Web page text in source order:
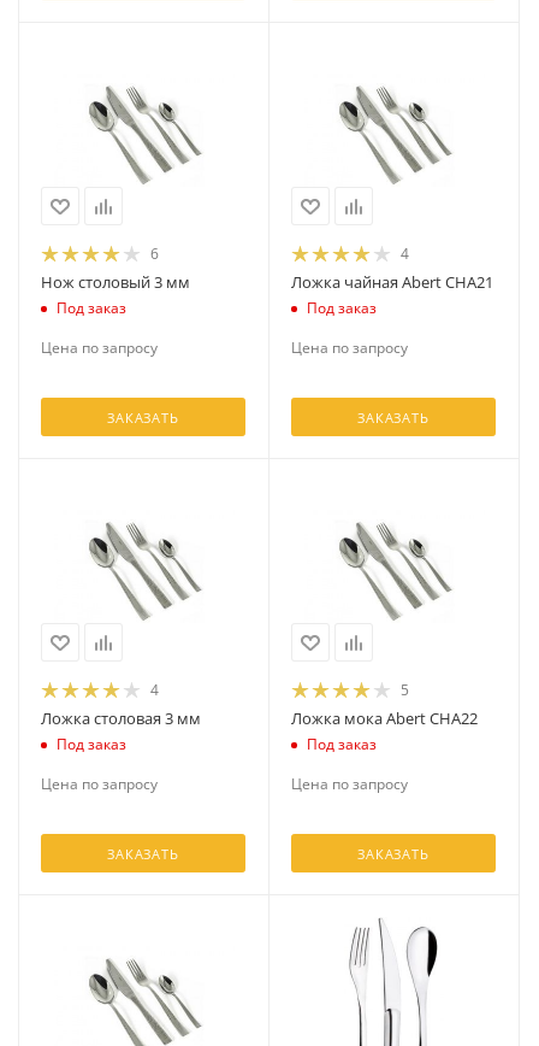
6
Нож столовый 3 мм
Под заказ
Цена по запросу
ЗАКАЗАТЬ
4
Ложка чайная Abert CHA21
Под заказ
Цена по запросу
ЗАКАЗАТЬ
4
Ложка столовая 3 мм
Под заказ
Цена по запросу
ЗАКАЗАТЬ
5
Ложка мока Abert CHA22
Под заказ
Цена по запросу
ЗАКАЗАТЬ